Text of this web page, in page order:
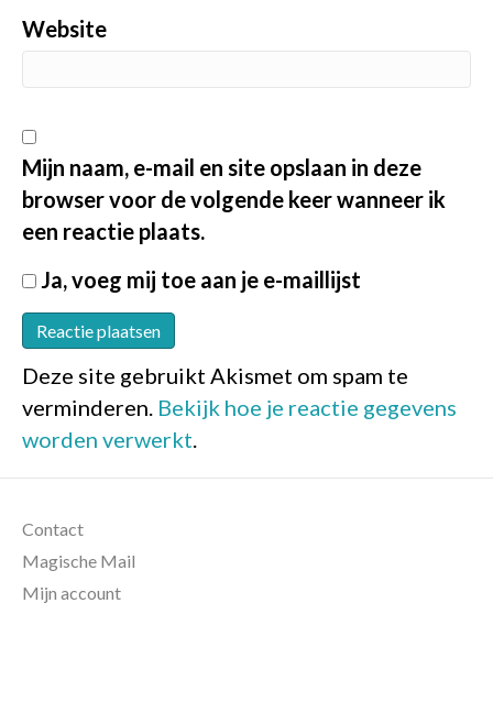
Website
Mijn naam, e-mail en site opslaan in deze
browser voor de volgende keer wanneer ik
een reactie plaats.
Ja, voeg mij toe aan je e-maillijst
Deze site gebruikt Akismet om spam te
verminderen. Bekijk hoe je reactie gegevens
worden verwerkt.
Contact
Magische Mail
Mijn account